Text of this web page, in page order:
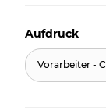
Aufdruck
Vorarbeiter -